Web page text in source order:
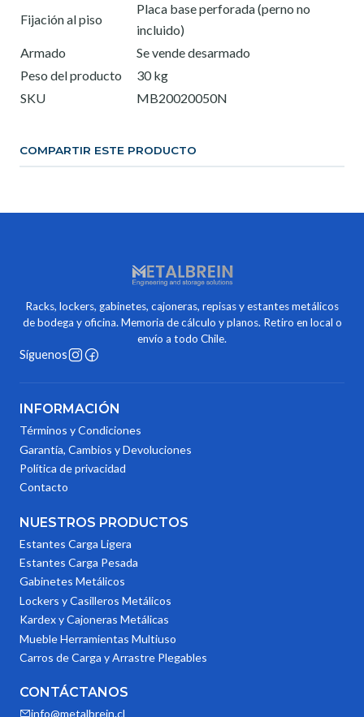
Fijación al piso
Placa base perforada (perno no
incluido)
Armado
Se vende desarmado
Peso del producto
30 kg
SKU
MB20020050N
COMPARTIR ESTE PRODUCTO
Racks, lockers, gabinetes, cajoneras, repisas y estantes metálicos
de bodega y oficina. Memoria de cálculo y planos. Retiro en local o
envío a todo Chile.
Síguenos
INFORMACIÓN
Términos y Condiciones
Garantía, Cambios y Devoluciones
Política de privacidad
Contacto
NUESTROS PRODUCTOS
Estantes Carga Ligera
Estantes Carga Pesada
Gabinetes Metálicos
Lockers y Casilleros Metálicos
Kardex y Cajoneras Metálicas
Mueble Herramientas Multiuso
Carros de Carga y Arrastre Plegables
CONTÁCTANOS
info@metalbrein.cl